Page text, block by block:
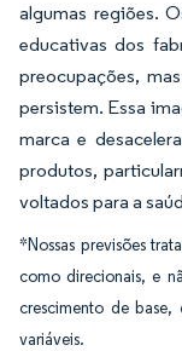
algumas regiões.
educativas dos
preocupações,
persistem. Essa
marca e
produtos,
voltados para a
*Nossas previsões
como direcionais, e
crescimento de base,
variáveis.